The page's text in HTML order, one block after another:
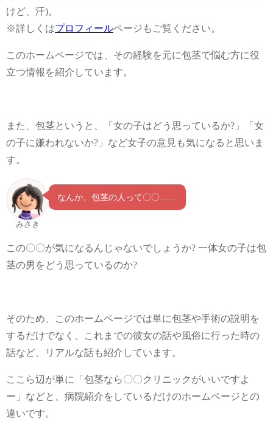
けど、汗)。
※詳しくはプロフィールページもご覧ください。
このホームページでは、その経験を元に包茎で悩む方に役
立つ情報を紹介しています。
また、包茎というと、「女の子はどう思っているか?」「女
の子に嫌われないか?」など女子の意見も気になると思いま
す。
みさき
なんか、包茎の人って〇〇……
この〇〇が気になるんじゃないでしょうか? 一体女の子は包
茎の男をどう思っているのか?
そのため、このホームページでは単に包茎や手術の説明を
するだけでなく、これまでの彼女の話や風俗に行った時の
話など、リアルな話も紹介しています。
ここら辺が単に「包茎なら〇〇クリニックがいいですよ
ー」などと、病院紹介をしているだけのホームページとの
違いです。